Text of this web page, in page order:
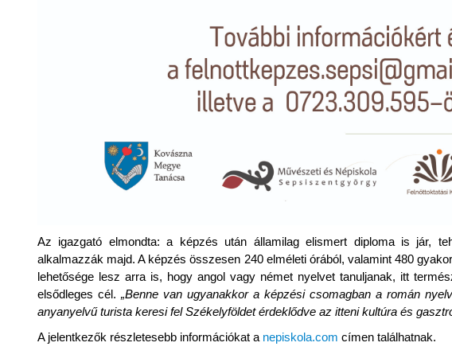
Az igazgató elmondta: a képzés után államilag elismert diploma is jár,
alkalmazzák majd. A képzés összesen 240 elméleti órából, valamint 480
lehetősége lesz arra is, hogy angol vagy német nyelvet tanuljanak, itt
elsődleges cél. „Benne van ugyanakkor a képzési csomagban a román
anyanyelvű turista keresi fel Székelyföldet érdeklődve az itteni kultúra és
A jelentkezők részletesebb információkat a nepiskola.com címen találhatnak.